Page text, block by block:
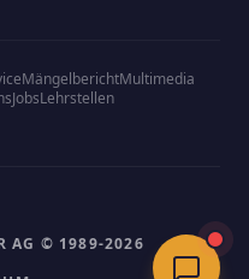
MängelberichtMultimedia
JobsLehrstellen
AG © 1989-2026